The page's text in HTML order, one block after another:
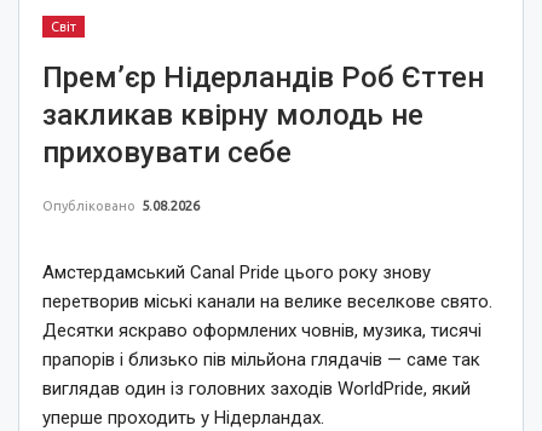
Світ
Прем’єр Нідерландів Роб Єттен
закликав квірну молодь не
приховувати себе
Опубліковано 5.08.2026
Амстердамський Canal Pride цього року знову
перетворив міські канали на велике веселкове свято.
Десятки яскраво оформлених човнів, музика, тисячі
прапорів і близько пів мільйона глядачів — саме так
виглядав один із головних заходів WorldPride, який
уперше проходить у Нідерландах.